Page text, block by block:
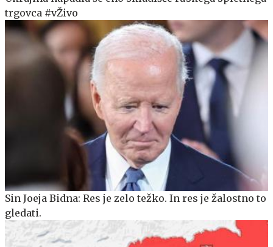
trgovca #vŽivo
Sin Joeja Bidna: Res je zelo težko. In res je žalostno to
gledati.